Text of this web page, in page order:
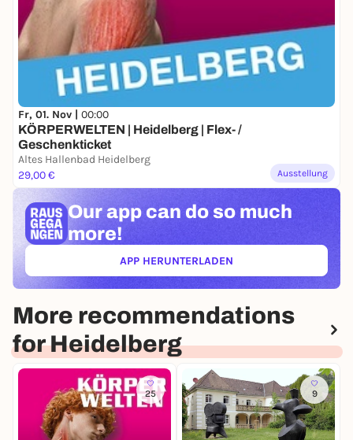
Fr, 01. Nov | 00:00
KÖRPERWELTEN | Heidelberg | Flex- /
Geschenkticket
Altes Hallenbad Heidelberg
29,00 €
Ausstellung
Our app can do so much
more!
APP HERUNTERLADEN(ÖFFNET IN NEUEM TAB)
More recommendations
for Heidelberg
25 9